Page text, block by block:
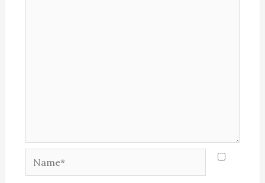
Name*